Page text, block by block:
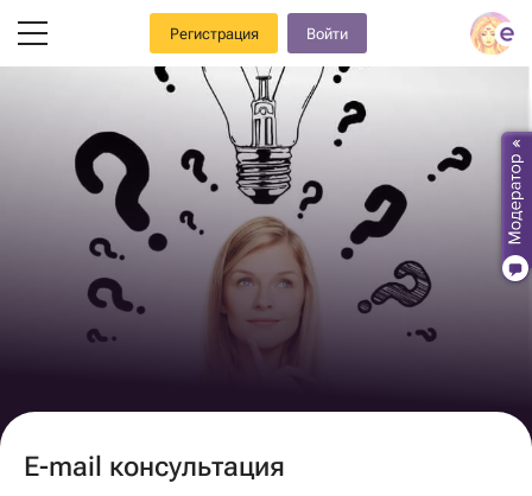
Регистрация Войти
E-mail консультация